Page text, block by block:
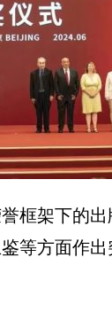
架下的出
等方面作